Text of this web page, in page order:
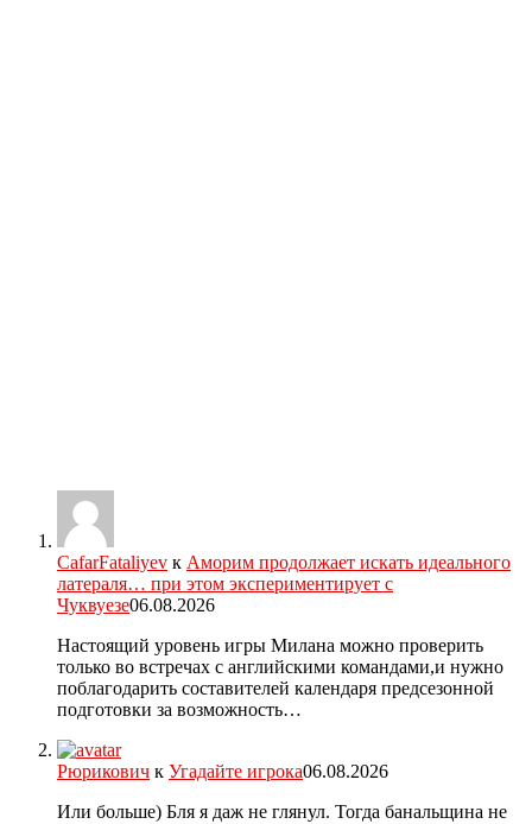
CafarFataliyev к Аморим продолжает искать идеального
латераля… при этом экспериментирует с
Чуквуезе06.08.2026
Настоящий уровень игры Милана можно проверить
только во встречах с английскими командами,и нужно
поблагодарить составителей календаря предсезонной
подготовки за возможность…
Рюрикович к Угадайте игрока06.08.2026
Или больше) Бля я даж не глянул. Тогда банальщина не